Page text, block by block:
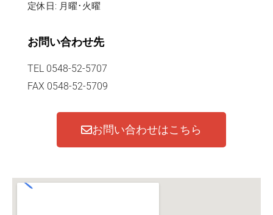
定休日: 月曜･火曜
お問い合わせ先
TEL 0548-52-5707
FAX 0548-52-5709
お問い合わせはこちら